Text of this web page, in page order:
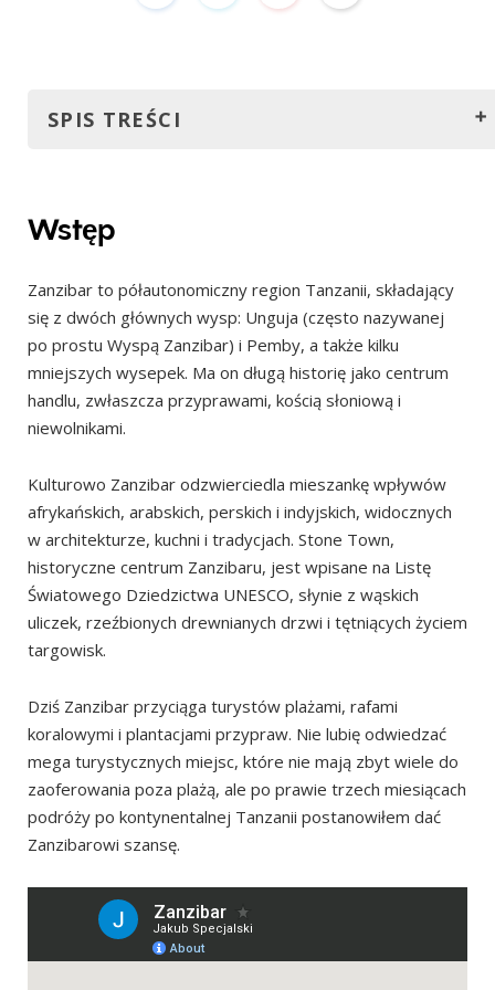
SPIS TREŚCI
Historia Zanzibaru
Samolotem
Promem
Najlepszy czas na wizytę
Sezon wysoki (czerwiec – październik)
Sezon przejściowy (listopad i marzec)
Pora deszczowa (kwiecień–maj i listopad)
Stone Town i wyspy
Stara Apteka (Old Dispensary)
Stary Urząd Celny (Old Customs House)
Dom Cudów (House of Wonders)
Stary Fort (Old Fort)
Muzeum Freddiego Mercury'ego
Muzeum Historii Naturalnej (Museum of Natural
History)
Muzeum Pokoju (Peace Memorial Museum)
Galeria Forstera (Forster Gallery)
Katedra św. Józefa (Saint Joseph’s Cathedral)
Katedra Christ Church (Christ Church Cathedral)
Wstęp
Zanzibar to półautonomiczny region Tanzanii, składający
się z dwóch głównych wysp: Unguja (często nazywanej
po prostu Wyspą Zanzibar) i Pemby, a także kilku
mniejszych wysepek. Ma on długą historię jako centrum
handlu, zwłaszcza przyprawami, kością słoniową i
niewolnikami.
Kulturowo Zanzibar odzwierciedla mieszankę wpływów
afrykańskich, arabskich, perskich i indyjskich, widocznych
w architekturze, kuchni i tradycjach. Stone Town,
historyczne centrum Zanzibaru, jest wpisane na Listę
Światowego Dziedzictwa UNESCO, słynie z wąskich
uliczek, rzeźbionych drewnianych drzwi i tętniących życiem
targowisk.
Dziś Zanzibar przyciąga turystów plażami, rafami
koralowymi i plantacjami przypraw. Nie lubię odwiedzać
mega turystycznych miejsc, które nie mają zbyt wiele do
zaoferowania poza plażą, ale po prawie trzech miesiącach
podróży po kontynentalnej Tanzanii postanowiłem dać
Zanzibarowi szansę.